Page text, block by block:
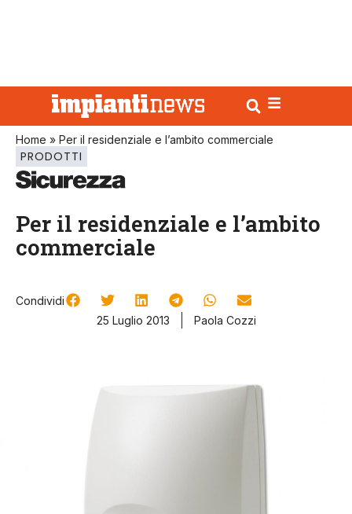
Home » Per il residenziale e l’ambito commerciale
PRODOTTI
Per il residenziale e l’ambito
commerciale
Condividi
25 Luglio 2013
Paola Cozzi